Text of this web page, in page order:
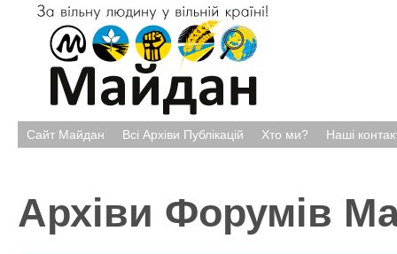
Сайт Майдан Всі Архіви Публікацій Хто ми? Наші
Архіви Форумів